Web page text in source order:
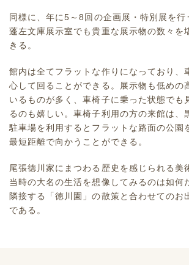
同様に、年に5～8回の企画展・特別展を行
蓬左文庫展示室でも貴重な展示物の数々を
きる。
館内は全てフラットな作りになっており、
心して回ることができる。展示物も低めの
いるものが多く、車椅子に乗った状態でも
るのも嬉しい。車椅子利用の方の来館は、
駐車場を利用するとフラットな路面の公園
最短距離で向かうことができる。
尾張徳川家にまつわる歴史を感じられる美
当時の大名の生活を想像してみるのは如何
隣接する「徳川園」の散策と合わせてのお
である。